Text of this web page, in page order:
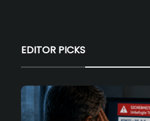
EDITOR PICKS